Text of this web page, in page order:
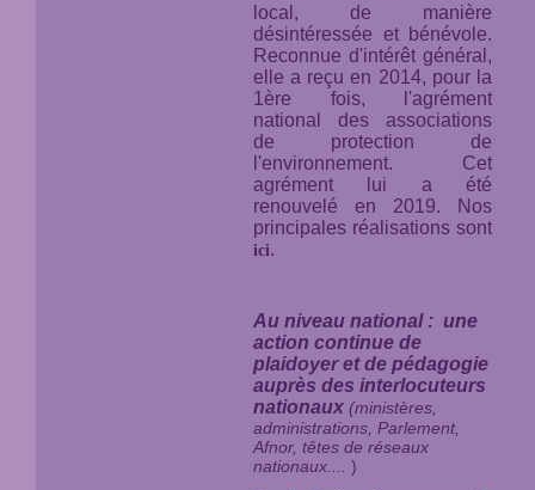
local, de manière
désintéressée et bénévole.
Reconnue d'intérêt général,
elle a reçu en 2014, pour la
1ère fois, l'agrément
national des associations
de protection de
l'environnement. Cet
agrément lui a été
renouvelé en 2019. Nos
principales réalisations sont
ici.
Au niveau national : une
action continue de
plaidoyer et de pédagogie
auprès des interlocuteurs
nationaux (ministères,
administrations, Parlement,
Afnor, têtes de réseaux
nationaux....
)